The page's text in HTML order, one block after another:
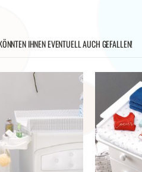
IHNEN EVENTUELL AUCH GEFALLEN!